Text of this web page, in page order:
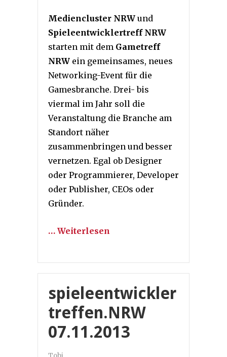
Mediencluster NRW und
Spieleentwicklertreff NRW
starten mit dem Gametreff
NRW ein gemeinsames, neues
Networking-Event für die
Gamesbranche. Drei- bis
viermal im Jahr soll die
Veranstaltung die Branche am
Standort näher
zusammenbringen und besser
vernetzen. Egal ob Designer
oder Programmierer, Developer
oder Publisher, CEOs oder
Gründer.
… Weiterlesen
spieleentwickler
treffen.NRW
07.11.2013